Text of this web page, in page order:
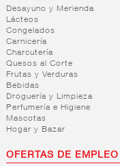
Desayuno y Merienda
Lácteos
Congelados
Carnicería
Charcutería
Quesos al Corte
Frutas y Verduras
Bebidas
Droguería y Limpieza
Perfumería e Higiene
Mascotas
Hogar y Bazar
OFERTAS DE EMPLEO